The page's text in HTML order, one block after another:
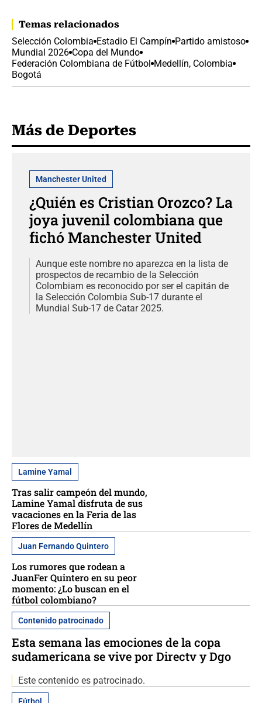
Temas relacionados
Selección Colombia Estadio El Campín Partido amistoso
Mundial 2026 Copa del Mundo
Federación Colombiana de Fútbol Medellín, Colombia
Bogotá
Más de Deportes
Manchester United
¿Quién es Cristian Orozco? La
joya juvenil colombiana que
fichó Manchester United
Aunque este nombre no aparezca en la lista de
prospectos de recambio de la Selección
Colombiam es reconocido por ser el capitán de
la Selección Colombia Sub-17 durante el
Mundial Sub-17 de Catar 2025.
Lamine Yamal
Tras salir campeón del mundo,
Lamine Yamal disfruta de sus
vacaciones en la Feria de las
Flores de Medellín
Juan Fernando Quintero
Los rumores que rodean a
JuanFer Quintero en su peor
momento: ¿Lo buscan en el
fútbol colombiano?
Contenido patrocinado
Esta semana las emociones de la copa
sudamericana se vive por Directv y Dgo
Este contenido es patrocinado.